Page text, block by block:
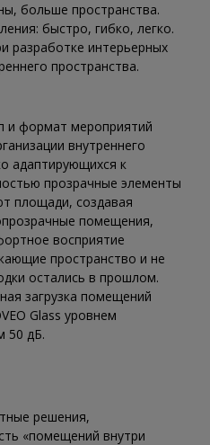
больше пространства.
быстро, гибко, легко.
разработке интерьерных
пространства.
и формат мероприятий
внутреннего
адаптирующихся к
прозрачные элементы
площади, создавая
помещения,
восприятие
пространство и не
остались в прошлом.
загрузка помещений
Glass уровнем
50 дБ.
решения,
«помещений внутри